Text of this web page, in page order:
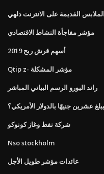
القديمة على الانترنت دلهي
مؤشر مفاجأة النشاط الاقتصادي
أسهم قرش ربح 2019
Qtip z- مؤشر المشكلة
راند اليورو الرسم البياني المباشر
عشرين جنيهًا بالدولار الأمريكي؟
شركة نفط وغاز كونوكو
Nso stockholm
عائدات مؤشر طويل الأجل